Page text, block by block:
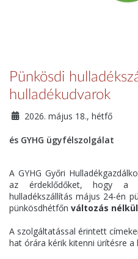
Pünkösdi
hulladékudvarok
2026. május 18., hétfő
és GYHG ügyfélszolgálat
A GYHG Győri
az érdeklődőket, hogy a
hulladékszállítás május 24-én
pünkösdhétfőn változás
A szolgáltatással érintett
hat órára kérik kitenni ürítésre a